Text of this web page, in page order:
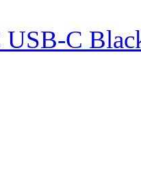
USB-C